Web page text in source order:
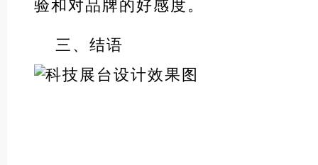
验和对品牌的好感度。
三、结语